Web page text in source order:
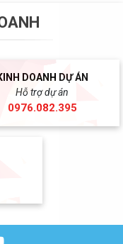
DOANH DỰ ÁN
Hỗ trợ dự án
0976.082.395